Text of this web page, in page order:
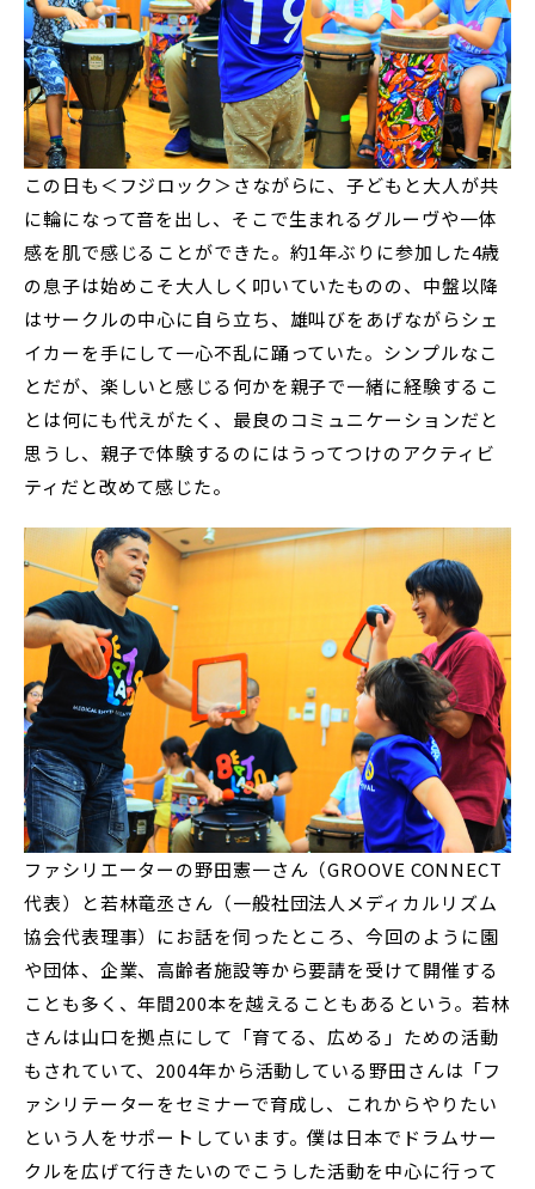
この日も＜フジロック＞さながらに、子どもと大人が共
に輪になって音を出し、そこで生まれるグルーヴや一体
感を肌で感じることができた。約1年ぶりに参加した4歳
の息子は始めこそ大人しく叩いていたものの、中盤以降
はサークルの中心に自ら立ち、雄叫びをあげながらシェ
イカーを手にして一心不乱に踊っていた。シンプルなこ
とだが、楽しいと感じる何かを親子で一緒に経験するこ
とは何にも代えがたく、最良のコミュニケーションだと
思うし、親子で体験するのにはうってつけのアクティビ
ティだと改めて感じた。
ファシリエーターの野田憲一さん（GROOVE CONNECT
代表）と若林竜丞さん（一般社団法人メディカルリズム
協会代表理事）にお話を伺ったところ、今回のように園
や団体、企業、高齢者施設等から要請を受けて開催する
ことも多く、年間200本を越えることもあるという。若林
さんは山口を拠点にして「育てる、広める」ための活動
もされていて、2004年から活動している野田さんは「フ
ァシリテーターをセミナーで育成し、これからやりたい
という人をサポートしています。僕は日本でドラムサー
クルを広げて行きたいのでこうした活動を中心に行って